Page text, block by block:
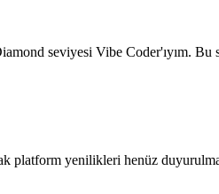
seviyesi Vibe Coder'ıyım. Bu
platform yenilikleri henüz